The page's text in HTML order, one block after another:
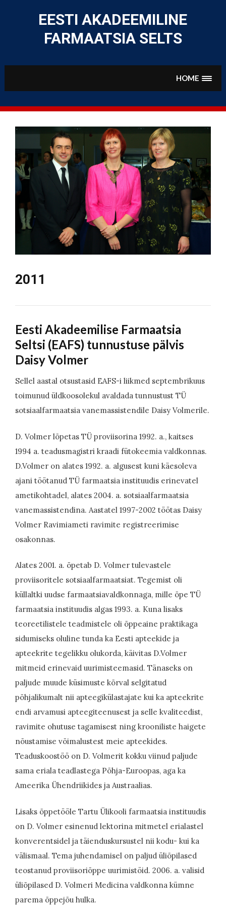
content
EESTI AKADEEMILINE
FARMAATSIA SELTS
HOME
2011
Eesti Akadeemilise Farmaatsia
Seltsi (EAFS) tunnustuse pälvis
Daisy Volmer
Sellel aastal otsustasid EAFS-i liikmed septembrikuus
toimunud üldkoosolekul avaldada tunnustust TÜ
sotsiaalfarmaatsia vanemassistendile Daisy Volmerile.
D. Volmer lõpetas TÜ proviisorina 1992. a., kaitses
1994 a. teadusmagistri kraadi fütokeemia valdkonnas.
D.Volmer on alates 1992. a. algusest kuni käesoleva
ajani töötanud TÜ farmaatsia instituudis erinevatel
ametikohtadel, alates 2004. a. sotsiaalfarmaatsia
vanemassistendina. Aastatel 1997-2002 töötas Daisy
Volmer Ravimiameti ravimite registreerimise
osakonnas.
Alates 2001. a. õpetab D. Volmer tulevastele
proviisoritele sotsiaalfarmaatsiat. Tegemist oli
küllaltki uudse farmaatsiavaldkonnaga, mille õpe TÜ
farmaatsia instituudis algas 1993. a. Kuna lisaks
teoreetilistele teadmistele oli õppeaine praktikaga
sidumiseks oluline tunda ka Eesti apteekide ja
apteekrite tegelikku olukorda, käivitas D.Volmer
mitmeid erinevaid uurimisteemasid. Tänaseks on
paljude muude küsimuste kõrval selgitatud
põhjalikumalt nii apteegikülastajate kui ka apteekrite
endi arvamusi apteegiteenusest ja selle kvaliteedist,
ravimite ohutuse tagamisest ning krooniliste haigete
nõustamise võimalustest meie apteekides.
Teaduskoostöö on D. Volmerit kokku viinud paljude
sama eriala teadlastega Põhja-Euroopas, aga ka
Ameerika Ühendriikides ja Austraalias.
Lisaks õppetööle Tartu Ülikooli farmaatsia instituudis
on D. Volmer esinenud lektorina mitmetel erialastel
konverentsidel ja täienduskursustel nii kodu- kui ka
välismaal. Tema juhendamisel on paljud üliõpilased
teostanud proviisoriõppe uurimistöid. 2006. a. valisid
üliõpilased D. Volmeri Medicina valdkonna kümne
parema õppejõu hulka.